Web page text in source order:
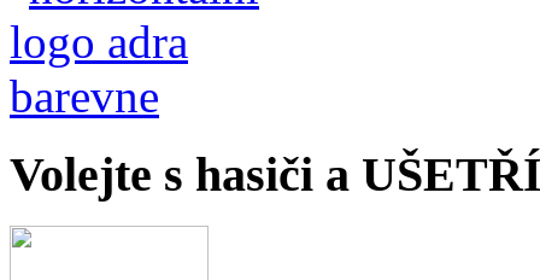
Volejte s hasiči a